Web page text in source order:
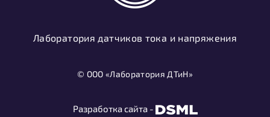
Лаборатория датчиков тока и напряжения
© ООО «Лаборатория ДТиН»
Разработка сайта -